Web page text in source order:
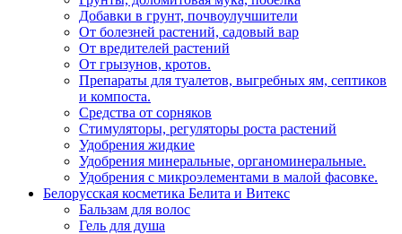
Добавки в грунт, почвоулучшители
От болезней растений, садовый вар
От вредителей растений
От грызунов, кротов.
Препараты для туалетов, выгребных ям, септиков
и компоста.
Средства от сорняков
Стимуляторы, регуляторы роста растений
Удобрения жидкие
Удобрения минеральные, органоминеральные.
Удобрения с микроэлементами в малой фасовке.
Белорусская косметика Белита и Витекс
Бальзам для волос
Гель для душа